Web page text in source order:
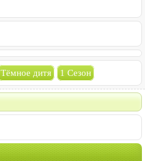
Тёмное дитя 1 Сезон